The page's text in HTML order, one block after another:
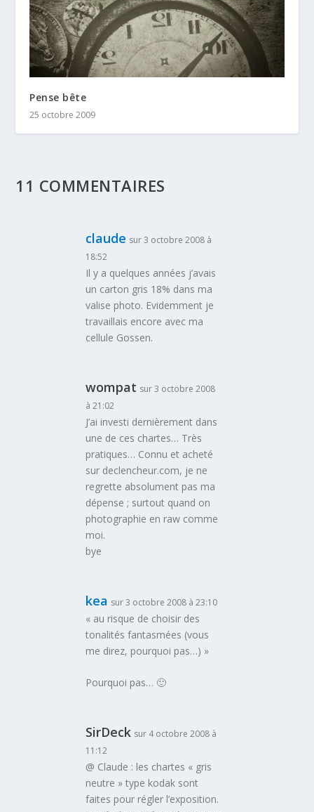
Pense bête
25 octobre 2009
11 COMMENTAIRES
claude sur 3 octobre 2008 à
18:52
Il y a quelques années j’avais
un carton gris 18% dans ma
valise photo. Evidemment je
travaillais encore avec ma
cellule Gossen.
wompat sur 3 octobre 2008
à 21:02
J’ai investi dernièrement dans
une de ces chartes… Très
pratiques… Connu et acheté
sur declencheur.com, je ne
regrette absolument pas ma
dépense ; surtout quand on
photographie en raw comme
moi.
bye
kea sur 3 octobre 2008 à 23:10
« au risque de choisir des
tonalités fantasmées (vous
me direz, pourquoi pas…) »
Pourquoi pas… 🙂
SirDeck sur 4 octobre 2008 à
11:12
@ Claude : les chartes « gris
neutre » type kodak sont
faites pour régler l’exposition.